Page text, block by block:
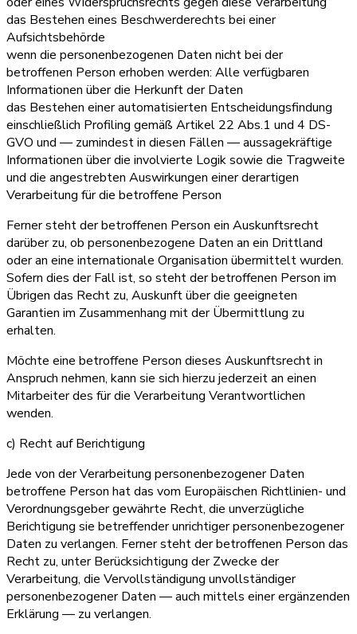
das Bestehen eines Beschwerderechts bei einer
Aufsichtsbehörde
wenn die personenbezogenen Daten nicht bei der
betroffenen Person erhoben werden: Alle verfügbaren
Informationen über die Herkunft der Daten
das Bestehen einer automatisierten Entscheidungsfindung
einschließlich Profiling gemäß Artikel 22 Abs.1 und 4 DS-
GVO und — zumindest in diesen Fällen — aussagekräftige
Informationen über die involvierte Logik sowie die Tragweite
und die angestrebten Auswirkungen einer derartigen
Verarbeitung für die betroffene Person
Ferner steht der betroffenen Person ein Auskunftsrecht
darüber zu, ob personenbezogene Daten an ein Drittland
oder an eine internationale Organisation übermittelt wurden.
Sofern dies der Fall ist, so steht der betroffenen Person im
Übrigen das Recht zu, Auskunft über die geeigneten
Garantien im Zusammenhang mit der Übermittlung zu
erhalten.
Möchte eine betroffene Person dieses Auskunftsrecht in
Anspruch nehmen, kann sie sich hierzu jederzeit an einen
Mitarbeiter des für die Verarbeitung Verantwortlichen
wenden.
c) Recht auf Berichtigung
Jede von der Verarbeitung personenbezogener Daten
betroffene Person hat das vom Europäischen Richtlinien- und
Verordnungsgeber gewährte Recht, die unverzügliche
Berichtigung sie betreffender unrichtiger personenbezogener
Daten zu verlangen. Ferner steht der betroffenen Person das
Recht zu, unter Berücksichtigung der Zwecke der
Verarbeitung, die Vervollständigung unvollständiger
personenbezogener Daten — auch mittels einer ergänzenden
Erklärung — zu verlangen.